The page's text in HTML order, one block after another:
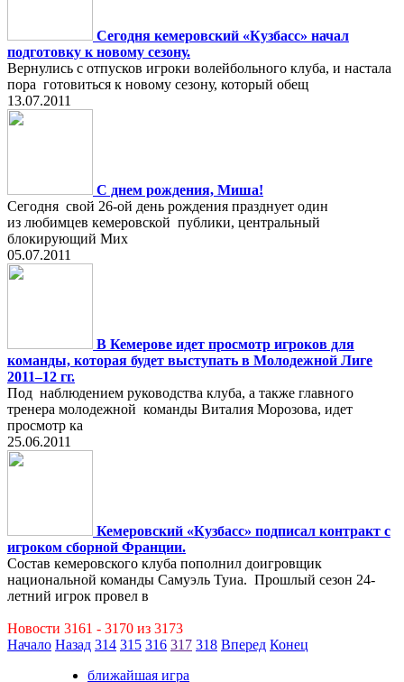
Сегодня кемеровский «Кузбасс» начал
подготовку к новому сезону.
Вернулись с отпусков игроки волейбольного клуба, и настала
пора готовиться к новому сезону, который обещ
13.07.2011
С днем рождения, Миша!
Сегодня свой 26-ой день рождения празднует один
из любимцев кемеровской публики, центральный
блокирующий Мих
05.07.2011
В Кемерове идет просмотр игроков для
команды, которая будет выступать в Молодежной Лиге
2011–12 гг.
Под наблюдением руководства клуба, а также главного
тренера молодежной команды Виталия Морозова, идет
просмотр ка
25.06.2011
Кемеровский «Кузбасс» подписал контракт с
игроком сборной Франции.
Состав кемеровского клуба пополнил доигровщик
национальной команды Самуэль Туиа. Прошлый сезон 24-
летний игрок провел в
Новости 3161 - 3170 из 3173
Начало Назад 314 315 316 317 318 Вперед Конец
ближайшая игра